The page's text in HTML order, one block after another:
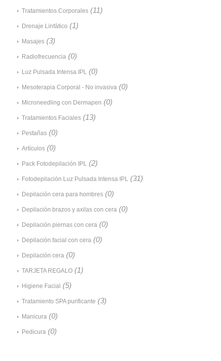
Tratamientos Corporales (11)
Drenaje Linfático (1)
Masajes (3)
Radiofrecuencia (0)
Luz Pulsada Intensa IPL (0)
Mesoterapia Corporal - No invasiva (0)
Microneedling con Dermapen (0)
Tratamientos Faciales (13)
Pestañas (0)
Artículos (0)
Pack Fotodepilación IPL (2)
Fotodepilación Luz Pulsada Intensa IPL (31)
Depilación cera para hombres (0)
Depilación brazos y axilas con cera (0)
Depilación piernas con cera (0)
Depilación facial con cera (0)
Depilación cera (0)
TARJETA REGALO (1)
Higiene Facial (5)
Tratamiento SPA purificante (3)
Manicura (0)
Pedicura (0)